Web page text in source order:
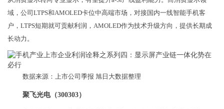
域，公司LTPS和AMOLED卡位中高端市场，对接国内一线智能手机客
户，LTPS短期就可贡献利润，AMOLED作为技术升级方向，提供长期成
长动力。
数据来源：上市公司季报 旭日大数据整理
聚飞光电（300303）